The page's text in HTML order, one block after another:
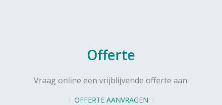
Offerte
Vraag online een vrijblijvende offerte aan.
OFFERTE AANVRAGEN